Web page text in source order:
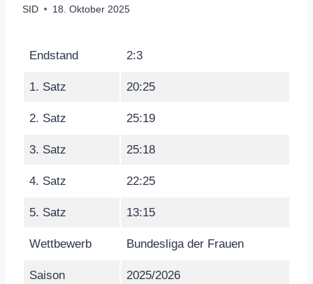
SID 18. Oktober 2025
Endstand 2:3
1. Satz 20:25
2. Satz 25:19
3. Satz 25:18
4. Satz 22:25
5. Satz 13:15
Wettbewerb Bundesliga der Frauen
Saison 2025/2026